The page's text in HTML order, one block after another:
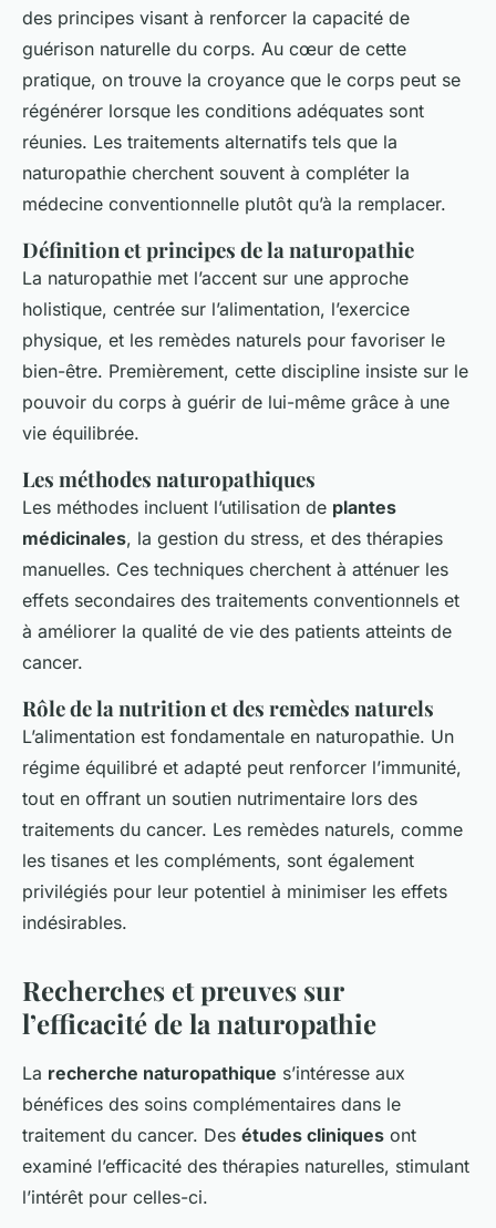
des principes visant à renforcer la capacité de
guérison naturelle du corps. Au cœur de cette
pratique, on trouve la croyance que le corps peut se
régénérer lorsque les conditions adéquates sont
réunies. Les traitements alternatifs tels que la
naturopathie cherchent souvent à compléter la
médecine conventionnelle plutôt qu’à la remplacer.
Définition et principes de la naturopathie
La naturopathie met l’accent sur une approche
holistique, centrée sur l’alimentation, l’exercice
physique, et les remèdes naturels pour favoriser le
bien-être. Premièrement, cette discipline insiste sur le
pouvoir du corps à guérir de lui-même grâce à une
vie équilibrée.
Les méthodes naturopathiques
Les méthodes incluent l’utilisation de plantes
médicinales, la gestion du stress, et des thérapies
manuelles. Ces techniques cherchent à atténuer les
effets secondaires des traitements conventionnels et
à améliorer la qualité de vie des patients atteints de
cancer.
Rôle de la nutrition et des remèdes naturels
L’alimentation est fondamentale en naturopathie. Un
régime équilibré et adapté peut renforcer l’immunité,
tout en offrant un soutien nutrimentaire lors des
traitements du cancer. Les remèdes naturels, comme
les tisanes et les compléments, sont également
privilégiés pour leur potentiel à minimiser les effets
indésirables.
Recherches et preuves sur
l’efficacité de la naturopathie
La recherche naturopathique s’intéresse aux
bénéfices des soins complémentaires dans le
traitement du cancer. Des études cliniques ont
examiné l’efficacité des thérapies naturelles, stimulant
l’intérêt pour celles-ci.